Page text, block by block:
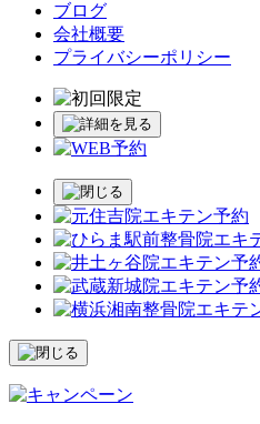
ブログ
会社概要
プライバシーポリシー